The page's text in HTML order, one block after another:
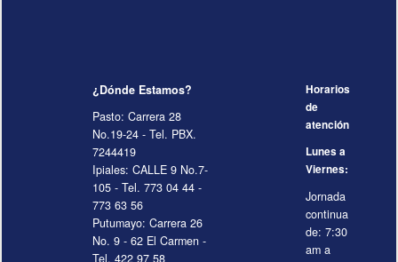
¿Dónde Estamos?
Pasto: Carrera 28
No.19-24 - Tel. PBX.
7244419
Ipiales: CALLE 9 No.7-
105 - Tel. 773 04 44 -
773 63 56
Putumayo: Carrera 26
No. 9 - 62 El Carmen -
Tel. 422 97 58
Horarios
de
atención
Lunes a
Viernes:
Jornada
continua
de: 7:30
am a